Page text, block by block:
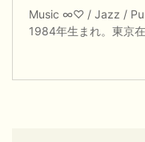
Music ∞♡ / Jazz /
1984年生まれ。東京在